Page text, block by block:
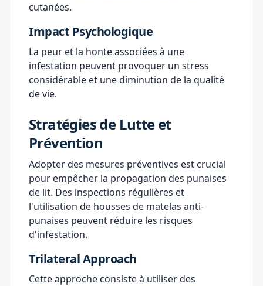
cutanées.
Impact Psychologique
La peur et la honte associées à une
infestation peuvent provoquer un stress
considérable et une diminution de la qualité
de vie.
Stratégies de Lutte et
Prévention
Adopter des mesures préventives est crucial
pour empêcher la propagation des punaises
de lit. Des inspections régulières et
l'utilisation de housses de matelas anti-
punaises peuvent réduire les risques
d'infestation.
Trilateral Approach
Cette approche consiste à utiliser des